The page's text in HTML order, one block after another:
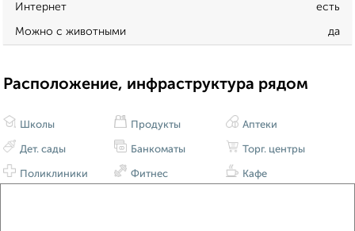
Интернет есть
Можно с животными да
Расположение, инфраструктура рядом
Школы
Дет. сады
Поликлиники
Продукты
Банкоматы
Фитнес
Аптеки
Торг. центры
Кафе